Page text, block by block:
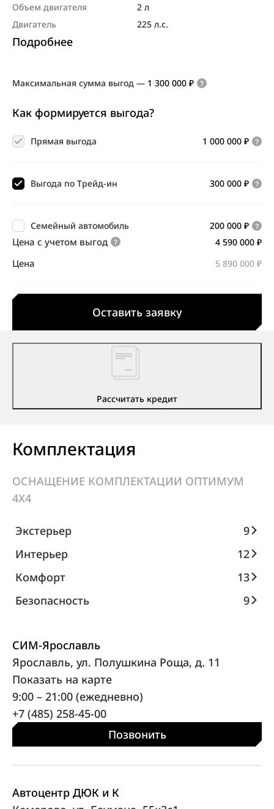
Объем двигателя
2 л
Двигатель
225 л.с.
Подробнее
Максимальная сумма выгод — 1 300 000 ₽
Как формируется выгода?
1 000 000 ₽
Прямая выгода
300 000 ₽
Выгода по Трейд-ин
200 000 ₽
Семейный автомобиль
Цена с учетом выгод 4 590 000 ₽
Цена 5 890 000 ₽
Оставить заявку
Рассчитать кредит
Комплектация
ОСНАЩЕНИЕ КОМПЛЕКТАЦИИ ОПТИМУМ
4X4
Экстерьер
9
Интерьер
12
Комфорт
13
Безопасность
9
СИМ-Ярославль
Ярославль, ул. Полушкина Роща, д. 11
Показать на карте
9:00 – 21:00 (ежедневно)
+7 (485) 258-45-00
Позвонить
Автоцентр ДЮК и К